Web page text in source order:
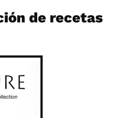
de recetas